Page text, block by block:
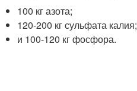
100 кг азота;
120-200 кг сульфата калия;
и 100-120 кг фосфора.